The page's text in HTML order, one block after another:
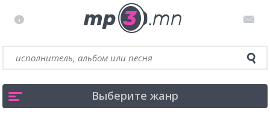
Выберите жанр